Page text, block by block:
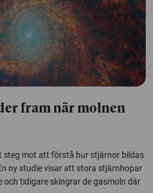
fram när molnen
steg mot att förstå hur stjärnor bildas
ny studie visar att stora stjärnhopar
och tidigare skingrar de gasmoln där